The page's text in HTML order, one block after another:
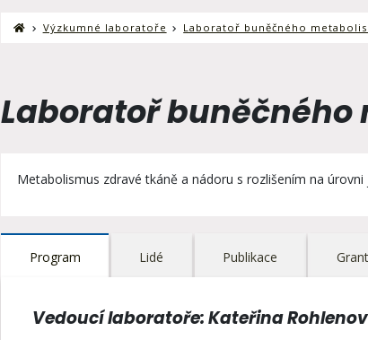
Výzkumné laboratoře Laboratoř buněčného
Laboratoř
Metabolismus zdravé tkáně a nádoru s rozlišením na úrovni
Program Lidé Publikace
Vedoucí laboratoře: Kateřina